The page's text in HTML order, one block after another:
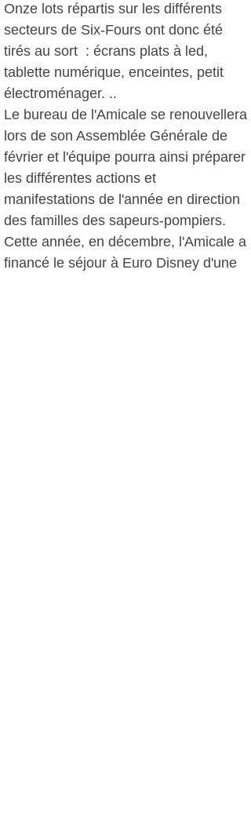
Onze lots répartis sur les différents
secteurs de Six-Fours ont donc été
tirés au sort : écrans plats à led,
tablette numérique, enceintes, petit
électroménager. ..
Le bureau de l'Amicale se renouvellera
lors de son Assemblée Générale de
février et l'équipe pourra ainsi préparer
les différentes actions et
manifestations de l'année en direction
des familles des sapeurs-pompiers.
Cette année, en décembre, l'Amicale a
financé le séjour à Euro Disney d'une